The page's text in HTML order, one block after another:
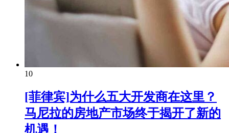
10
[菲律宾]为什么五大开发商在这里？
马尼拉的房地产市场终于揭开了新的
机遇！